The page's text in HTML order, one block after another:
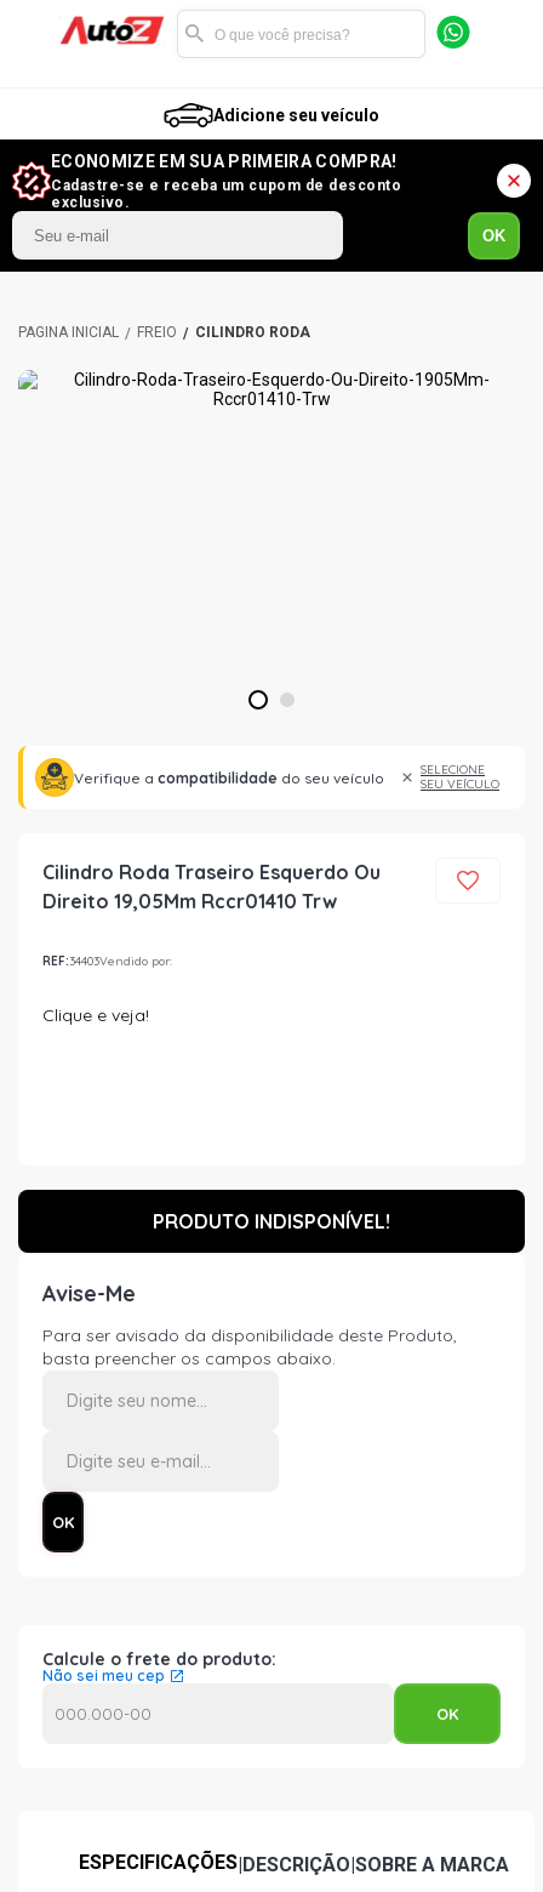
Adicione seu veículo
ECONOMIZE EM SUA PRIMEIRA COMPRA!
Cadastre-se e receba um cupom de desconto
exclusivo.
OK
FREIO CILINDRO RODA
1 2
Verifique a compatibilidade do seu veículo
SELECIONE
SEU VEÍCULO
Cilindro Roda Traseiro Esquerdo Ou
Direito 19,05Mm Rccr01410 Trw
REF:34403Vendido por:
Clique e veja!
PRODUTO INDISPONÍVEL!
Avise-Me
Para ser avisado da disponibilidade deste Produto,
basta preencher os campos abaixo.
Calcule o frete do produto:
Não sei meu cep
ESPECIFICAÇÕES|DESCRIÇÃO|SOBRE A MARCA